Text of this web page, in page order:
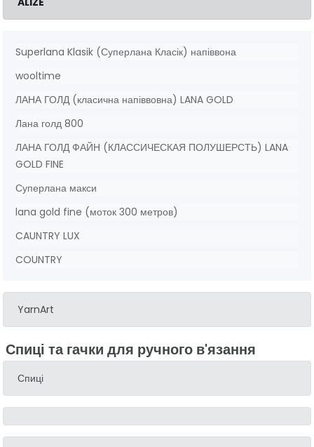
Superlana Klasik (Суперлана Класік) напіввона
wooltime
ЛАНА ГОЛД (класична напіввовна) LANA GOLD
Лана голд 800
ЛАНА ГОЛД ФАЙН (КЛАССИЧЕСКАЯ ПОЛУШЕРСТЬ) LANA
GOLD FINE
Суперлана макси
lana gold fine (моток 300 метров)
CAUNTRY LUX
COUNTRY
YarnArt
Спиці та гачки для ручного в'язання
Спиці